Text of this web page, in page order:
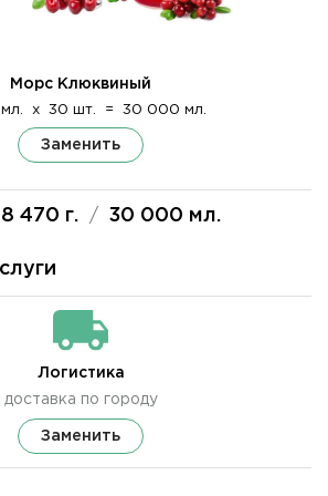
Морс Клюквиный
x 30 шт. = 30 000 мл.
Заменить
470 г. / 30 000 мл.
Логистика
доставка по городу
Заменить